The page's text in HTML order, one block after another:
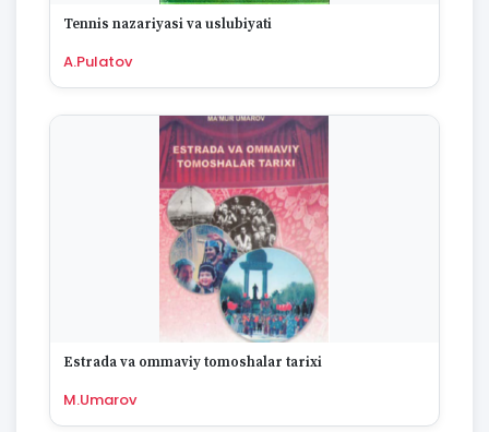
Tennis nazariyasi va uslubiyati
A.Pulatov
Estrada va ommaviy tomoshalar tarixi
M.Umarov